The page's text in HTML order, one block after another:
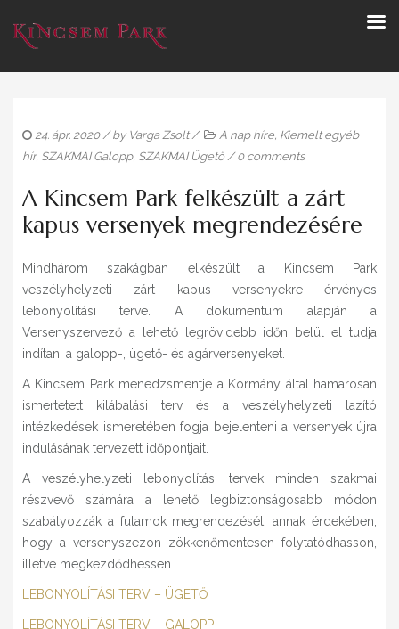
24. ápr. 2020/ by Varga Zsolt/ A nap híre, Kiemelt egyéb
hír, SZAKMAI Galopp, SZAKMAI Ügető /0 comments
A Kincsem Park felkészült a zárt
kapus versenyek megrendezésére
Mindhárom szakágban elkészült a Kincsem Park
veszélyhelyzeti zárt kapus versenyekre érvényes
lebonyolítási terve. A dokumentum alapján a
Versenyszervező a lehető legrövidebb időn belül el tudja
indítani a galopp-, ügető- és agárversenyeket.
A Kincsem Park menedzsmentje a Kormány által hamarosan
ismertetett kilábalási terv és a veszélyhelyzeti lazító
intézkedések ismeretében fogja bejelenteni a versenyek újra
indulásának tervezett időpontjait.
A veszélyhelyzeti lebonyolítási tervek minden szakmai
részvevő számára a lehető legbiztonságosabb módon
szabályozzák a futamok megrendezését, annak érdekében,
hogy a versenyszezon zökkenőmentesen folytatódhasson,
illetve megkezdődhessen.
LEBONYOLÍTÁSI TERV – ÜGETŐ
LEBONYOLÍTÁSI TERV – GALOPP